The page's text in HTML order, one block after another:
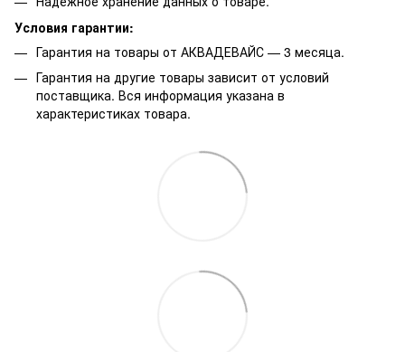
Условия гарантии:
Гарантия на товары от АКВАДЕВАЙС — 3 месяца.
Гарантия на другие товары зависит от условий
поставщика. Вся информация указана в
характеристиках товара.